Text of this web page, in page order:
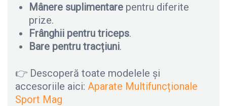
Mânere suplimentare pentru diferite
prize.
Frânghii pentru triceps.
Bare pentru tracțiuni.
👉 Descoperă toate modelele și
accesoriile aici: Aparate Multifuncționale
Sport Mag